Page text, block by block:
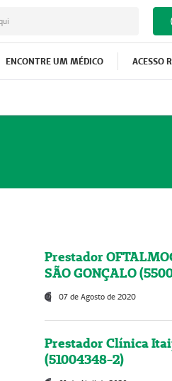
ENCONTRE UM MÉDICO ACESSO
Prestador
SÃO GONÇALO
07 de Agosto de 2020
Prestador Clínica
(51004348-2)